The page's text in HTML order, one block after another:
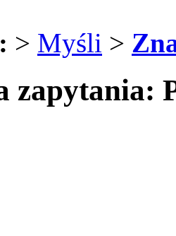
> Myśli >
zapytania: